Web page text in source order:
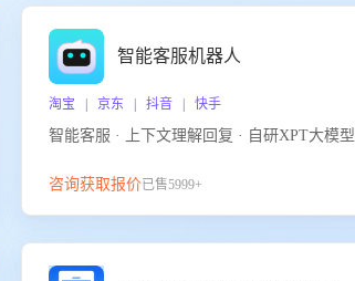
智能客服机器人
淘宝 | 京东 | 抖音 | 快手
智能客服 · 上下文理解回复 · 自研XPT大模型
咨询获取报价已售5999+